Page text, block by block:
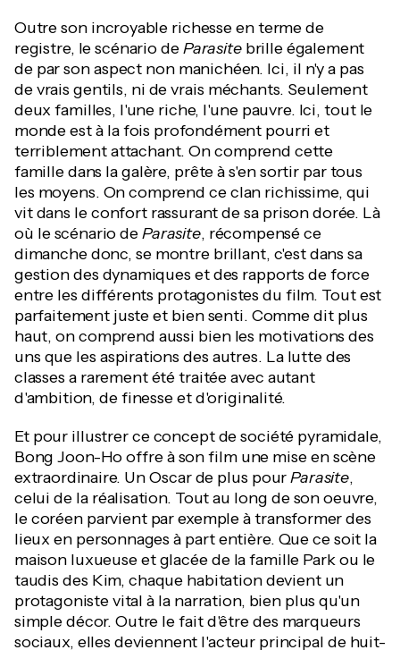
Outre son incroyable richesse en terme de
registre, le scénario deParasitebrille également
de par son aspect non manichéen. Ici, il n'y a pas
de vrais gentils, ni de vrais méchants. Seulement
deux familles, l'une riche, l'une pauvre. Ici, tout le
monde est à la fois profondément pourri et
terriblement attachant. On comprend cette
famille dans la galère, prête à s'en sortir par tous
les moyens. On comprend ce clan richissime, qui
vit dans le confort rassurant de sa prison dorée. Là
où le scénario deParasite, récompensé ce
dimanche donc, se montre brillant, c'est dans sa
gestion des dynamiques et des rapports de force
entre les différents protagonistes du film. Tout est
parfaitement juste et bien senti. Comme dit plus
haut, on comprend aussi bien les motivations des
uns que les aspirations des autres. La lutte des
classes a rarement été traitée avec autant
d'ambition, de finesse et d'originalité.
Et pour illustrer ce concept de société pyramidale,
Bong Joon-Ho offre à son film une mise en scène
extraordinaire. Un Oscar de plus pourParasite,
celui de la réalisation. Tout au long de son oeuvre,
le coréen parvient par exemple à transformer des
lieux en personnages à part entière. Que ce soit la
maison luxueuse et glacée de la famille Park ou le
taudis des Kim, chaque habitation devient un
protagoniste vital à la narration, bien plus qu'un
simple décor. Outre le fait d'être des marqueurs
sociaux, elles deviennent l'acteur principal de huit-